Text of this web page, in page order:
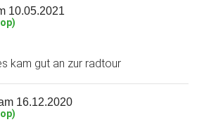
10.05.2021
kam gut an zur radtour
16.12.2020